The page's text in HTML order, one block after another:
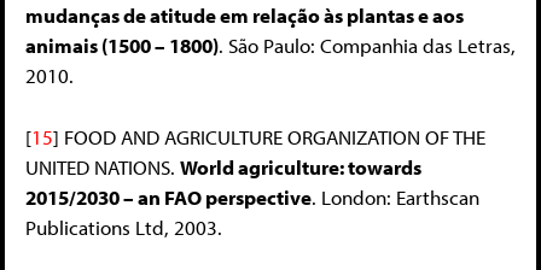
mudanças de atitude em relação às plantas e aos
animais (1500 – 1800). São Paulo: Companhia das Letras,
2010.
[15] FOOD AND AGRICULTURE ORGANIZATION OF THE
UNITED NATIONS. World agriculture: towards
2015/2030 – an FAO perspective. London: Earthscan
Publications Ltd, 2003.